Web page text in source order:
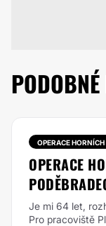
OPERACE
OPERACE
Je mi 64 let,
Pro pracoviště